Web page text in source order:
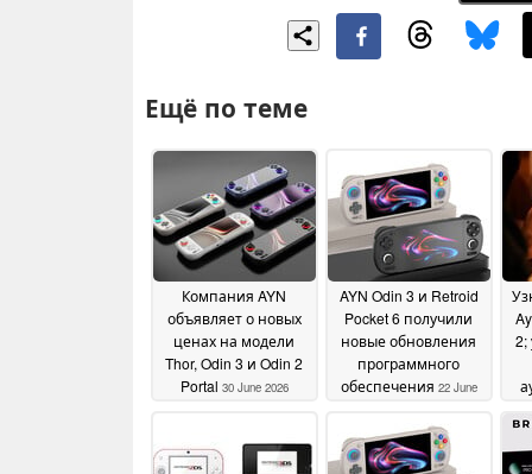
Ещё по теме
Компания AYN
объявляет о новых
ценах на модели
Thor, Odin 3 и Odin 2
Portal 30 June 2026
AYN Odin 3 и Retroid
Pocket 6 получили
новые обновления
программного
обеспечения 22 June
2;